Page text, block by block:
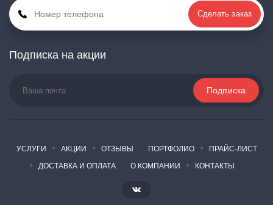
Сделать заказ
Подписка на акции
УСЛУГИ АКЦИИ ОТЗЫВЫ ПОРТФОЛИО
ПРАЙС-ЛИСТ
ДОСТАВКА И ОПЛАТА
О КОМПАНИИ КОНТАКТЫ